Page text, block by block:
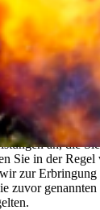
Verlauf
und
an, die
Sie in der Regel
zur
zuvor genannten